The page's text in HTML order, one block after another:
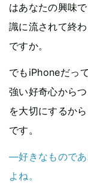
はあなたの興味
識に流されて終
ですか。
でもiPhoneだっ
強い好奇心から
を大切にするか
です。
—好きなものであ
よね。